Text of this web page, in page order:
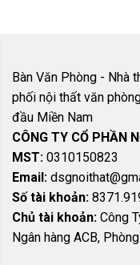
Bàn Văn Phòng - Nhà
phối nội thất văn
đầu Miền Nam
CÔNG TY CỔ PHẦN
MST: 0310150823
Email:
Số tài khoản:
Chủ tài khoản: Công
Ngân hàng ACB,